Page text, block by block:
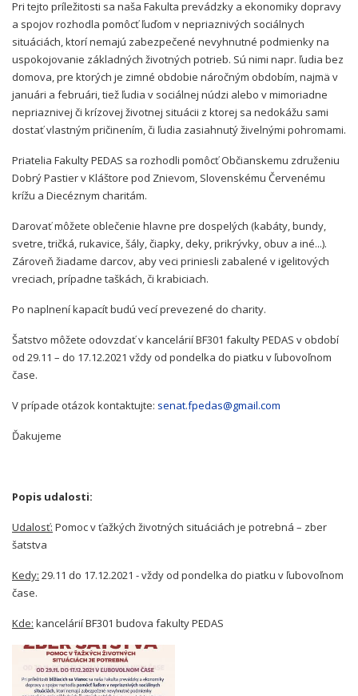
Pri tejto príležitosti sa naša Fakulta prevádzky a ekonomiky dopravy
a spojov rozhodla pomôcť ľuďom v nepriaznivých sociálnych
situáciách, ktorí nemajú zabezpečené nevyhnutné podmienky na
uspokojovanie základných životných potrieb. Sú nimi napr. ľudia bez
domova, pre ktorých je zimné obdobie náročným obdobím, najmä v
januári a februári, tiež ľudia v sociálnej núdzi alebo v mimoriadne
nepriaznivej či krízovej životnej situácii z ktorej sa nedokážu sami
dostať vlastným pričinením, či ľudia zasiahnutý živelnými pohromami.
Priatelia Fakulty PEDAS sa rozhodli pomôcť Občianskemu združeniu
Dobrý Pastier v Kláštore pod Znievom, Slovenskému Červenému
krížu a Diecéznym charitám.
Darovať môžete oblečenie hlavne pre dospelých (kabáty, bundy,
svetre, tričká, rukavice, šály, čiapky, deky, prikrývky, obuv a iné...).
Zároveň žiadame darcov, aby veci priniesli zabalené v igelitových
vreciach, prípadne taškách, či krabiciach.
Po naplnení kapacít budú vecí prevezené do charity.
Šatstvo môžete odovzdať v kancelárií BF301 fakulty PEDAS v období
od 29.11 – do 17.12.2021 vždy od pondelka do piatku v ľubovoľnom
čase.
V prípade otázok kontaktujte: senat.fpedas@gmail.com
Ďakujeme
Popis udalosti:
Udalosť: Pomoc v ťažkých životných situáciách je potrebná – zber
šatstva
Kedy: 29.11 do 17.12.2021 - vždy od pondelka do piatku v ľubovoľnom
čase.
Kde: kancelárií BF301 budova fakulty PEDAS